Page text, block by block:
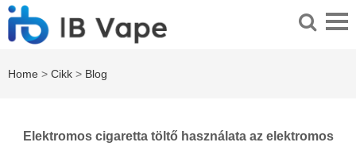
Home > Cikk > Blog
Elektromos cigaretta töltő használata az elektromos